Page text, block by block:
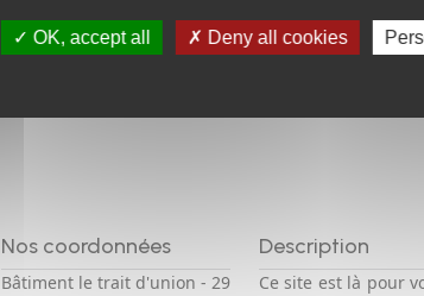
Nos coordonnées
Bâtiment le trait d'union - 29
Description
Ce site est là pour
OK, accept all Deny all cookies